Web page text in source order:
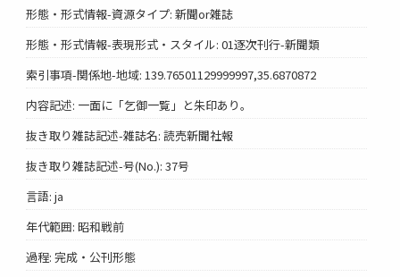
形態・形式情報-資源タイプ: 新聞or雑誌
形態・形式情報-表現形式・スタイル: 01逐次刊行-新聞類
索引事項-関係地-地域: 139.76501129999997,35.6870872
内容記述: 一面に「乞御一覧」と朱印あり。
抜き取り雑誌記述-雑誌名: 読売新聞社報
抜き取り雑誌記述-号(No.): 37号
言語: ja
年代範囲: 昭和戦前
過程: 完成・公刊形態